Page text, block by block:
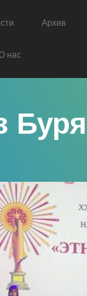
Архив
нас